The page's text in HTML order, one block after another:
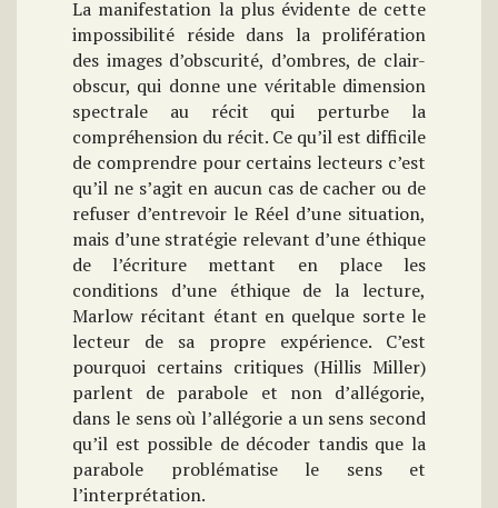
La manifestation la plus évidente de cette
impossibilité réside dans la prolifération
des images d’obscurité, d’ombres, de clair-
obscur, qui donne une véritable dimension
spectrale au récit qui perturbe la
compréhension du récit. Ce qu’il est difficile
de comprendre pour certains lecteurs c’est
qu’il ne s’agit en aucun cas de cacher ou de
refuser d’entrevoir le Réel d’une situation,
mais d’une stratégie relevant d’une éthique
de l’écriture mettant en place les
conditions d’une éthique de la lecture,
Marlow récitant étant en quelque sorte le
lecteur de sa propre expérience. C’est
pourquoi certains critiques (Hillis Miller)
parlent de parabole et non d’allégorie,
dans le sens où l’allégorie a un sens second
qu’il est possible de décoder tandis que la
parabole problématise le sens et
l’interprétation.